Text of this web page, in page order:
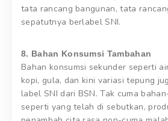
tata rancang bangunan, tata
sepatutnya berlabel SNI.
8. Bahan Konsumsi Tambahan
Bahan konsumsi sekunder seperti
kopi, gula, dan kini variasi tepung
label SNI dari BSN. Tak cuma
seperti yang telah di sebutkan,